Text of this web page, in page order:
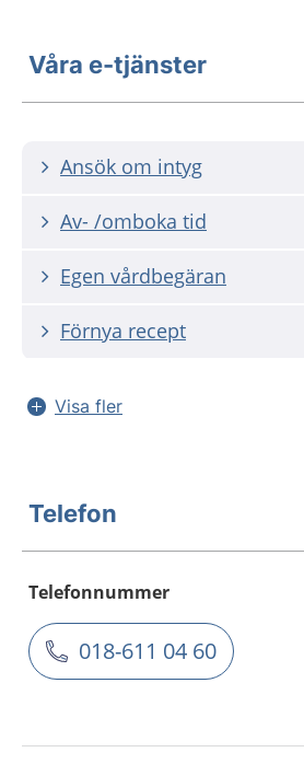
Våra e-tjänster
Ansök om intyg
Av- /omboka tid
Egen vårdbegäran
Förnya recept
Visa fler
Telefon
Telefonnummer
018-611 04 60